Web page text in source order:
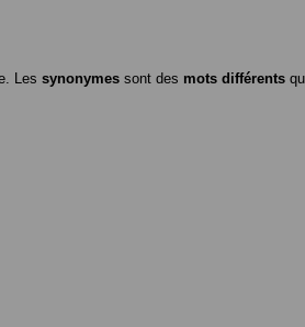
Les synonymes sont des mots différents